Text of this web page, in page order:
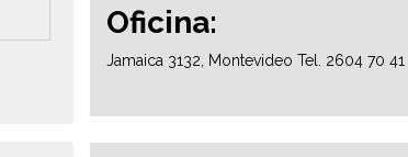
Oficina:
Jamaica 3132, Montevideo Tel. 2604 70 41